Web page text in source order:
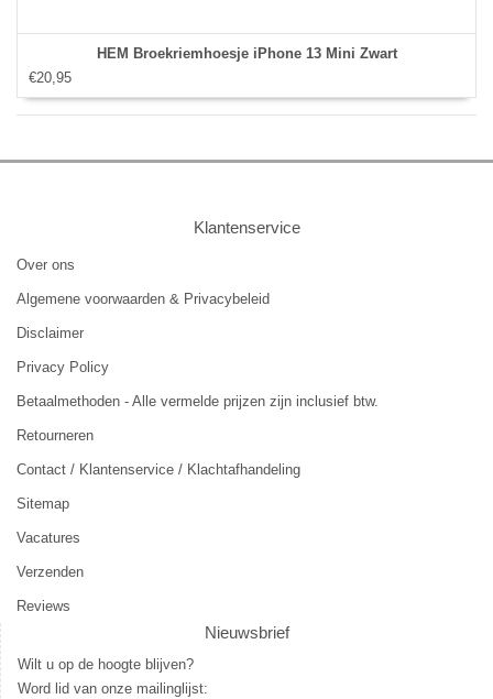
HEM Broekriemhoesje iPhone 13 Mini Zwart
€20,95
Klantenservice
Over ons
Algemene voorwaarden & Privacybeleid
Disclaimer
Privacy Policy
Betaalmethoden - Alle vermelde prijzen zijn inclusief btw.
Retourneren
Contact / Klantenservice / Klachtafhandeling
Sitemap
Vacatures
Verzenden
Reviews
Nieuwsbrief
Wilt u op de hoogte blijven?
Word lid van onze mailinglijst: